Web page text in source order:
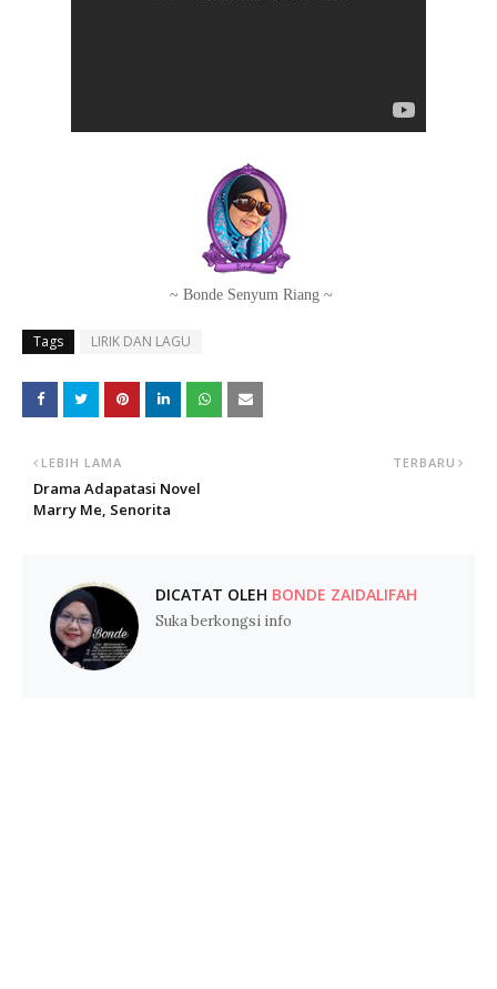
~ Bonde Senyum Riang ~
Tags LIRIK DAN LAGU
TERBARU
LEBIH LAMA
Drama Adapatasi Novel
Marry Me, Senorita
DICATAT OLEH BONDE ZAIDALIFAH
Suka berkongsi info